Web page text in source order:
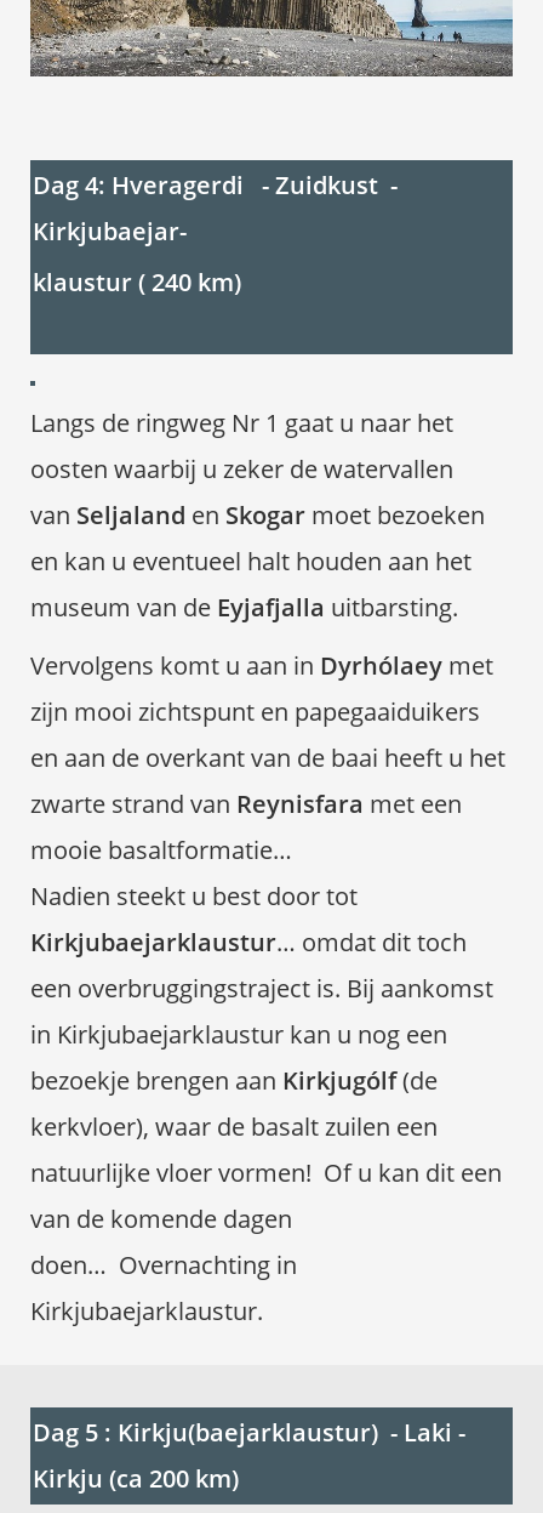
Dag 4: Hveragerdi - Zuidkust -
Kirkjubaejar-
klaustur ( 240 km)
Langs de ringweg Nr 1 gaat u naar het
oosten waarbij u zeker de watervallen
van Seljaland en Skogar moet bezoeken
en kan u eventueel halt houden aan het
museum van de Eyjafjalla uitbarsting.
Vervolgens komt u aan in Dyrhólaey met
zijn mooi zichtspunt en papegaaiduikers
en aan de overkant van de baai heeft u het
zwarte strand van Reynisfara met een
mooie basaltformatie…
Nadien steekt u best door tot
Kirkjubaejarklaustur… omdat dit toch
een overbruggingstraject is. Bij aankomst
in Kirkjubaejarklaustur kan u nog een
bezoekje brengen aan Kirkjugólf(de
kerkvloer), waar de basalt zuilen een
natuurlijke vloer vormen! Of u kan dit een
van de komende dagen
doen… Overnachting in
Kirkjubaejarklaustur.
Dag 5 : Kirkju(baejarklaustur) - Laki -
Kirkju (ca 200 km)